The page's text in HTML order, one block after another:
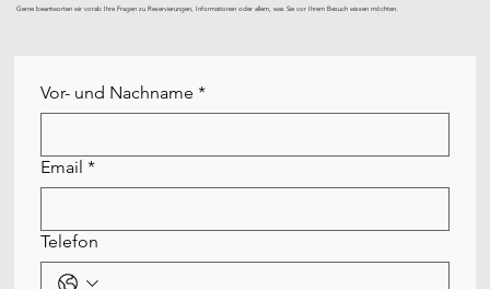
Gerne beantworten wir vorab Ihre Fragen zu Reservierungen, Informationen oder allem, was Sie vor Ihrem Besuch wissen möchten.
Vor- und Nachname *
Email *
Telefon